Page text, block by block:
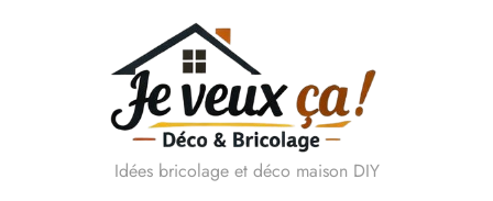
Idées bricolage et déco maison DIY